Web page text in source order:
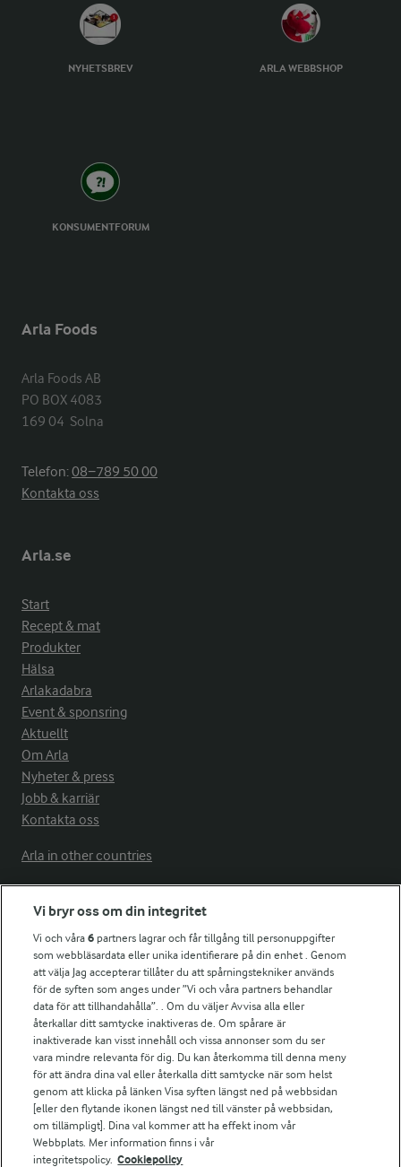
NYHETSBREV ARLA WEBBSHOP
KONSUMENTFORUM
Arla Foods
Arla Foods AB
PO BOX 4083
169 04  Solna
Telefon:08−789 50 00
Kontakta oss
Arla.se
Start
Recept & mat
Produkter
Hälsa
Arlakadabra
Event & sponsring
Aktuellt
Om Arla
Nyheter & press
Jobb & karriär
Kontakta oss
Arla in other countries
Fler Arlasajter
För ägare
Arlas kundportal
Arla.com
Falbygdens Ost
Arla webbshop
Bildbank
Följ oss
Vi bryr oss om din integritet
Vi och våra6 partners lagrar och får tillgång till personuppgifter
som webbläsardata eller unika identifierare på din enhet . Genom
att välja Jag accepterar tillåter du att spårningstekniker används
för de syften som anges under ”Vi och våra partners behandlar
data för att tillhandahålla”. . Om du väljer Avvisa alla eller
återkallar ditt samtycke inaktiveras de. Om spårare är
inaktiverade kan visst innehåll och vissa annonser som du ser
vara mindre relevanta för dig. Du kan återkomma till denna meny
för att ändra dina val eller återkalla ditt samtycke när som helst
genom att klicka på länken Visa syften längst ned på webbsidan
[eller den flytande ikonen längst ned till vänster på webbsidan,
om tillämpligt]. Dina val kommer att ha effekt inom vår
Webbplats. Mer information finns i vår
integritetspolicy. Cookiepolicy